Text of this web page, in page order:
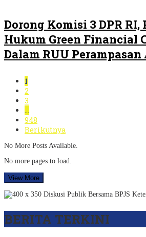
Dorong Komisi 3 DPR RI,
Hukum Green Financial
Dalam RUU Perampasan
1
2
3
…
948
Berikutnya
No More Posts Available.
No more pages to load.
View More
BERITA TERKINI